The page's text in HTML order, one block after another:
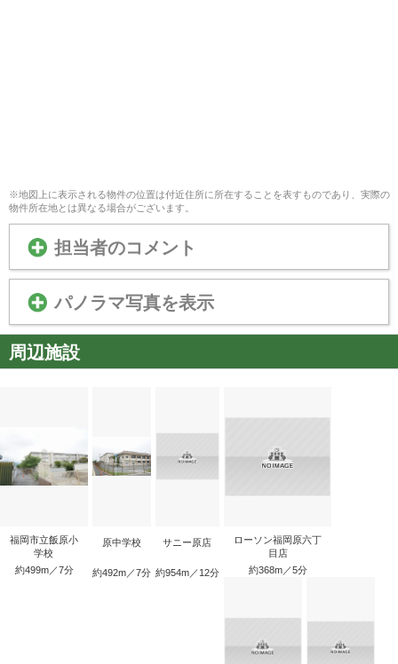
※地図上に表示される物件の位置は付近住所に所在することを表すものであり、実際の
物件所在地とは異なる場合がございます。
担当者のコメント
パノラマ写真を表示
周辺施設
福岡市立飯原小
学校
約499m／7分
原中学校
約492m／7分
サニー原店
約954m／12分
ローソン福岡原六丁
目店
約368m／5分